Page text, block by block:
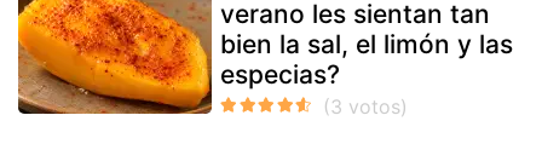
verano les sientan tan
bien la sal, el limón y las
especias?